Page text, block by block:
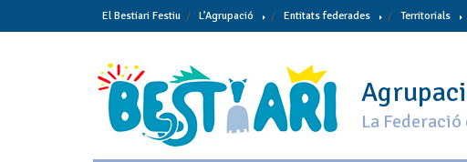
to
El Bestiari Festiu L’Agrupació Entitats federades Territorials
La